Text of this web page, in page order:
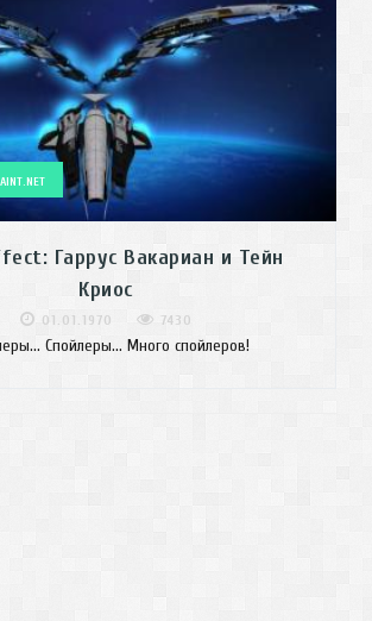
Гаррус Вакариан и Тейн
Криос
01.01.1970 7430
Спойлеры... Много спойлеров!